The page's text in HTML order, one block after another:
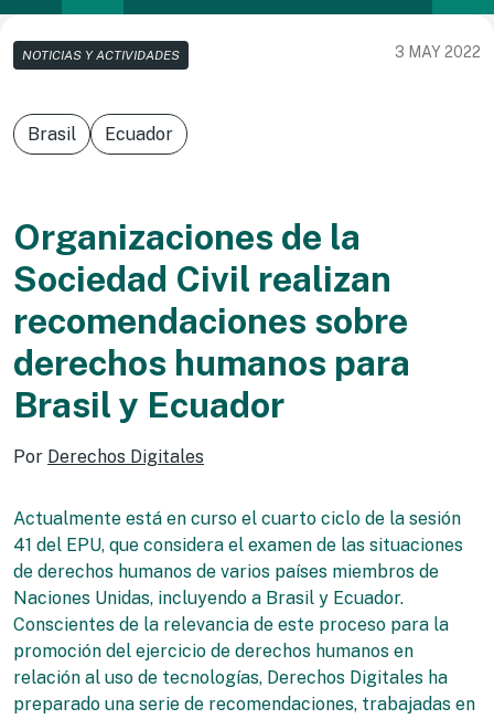
NOTICIAS Y ACTIVIDADES 3 MAY 2022
Brasil Ecuador
Organizaciones de la
Sociedad Civil realizan
recomendaciones sobre
derechos humanos para
Brasil y Ecuador
Por Derechos Digitales
Actualmente está en curso el cuarto ciclo de la sesión
41 del EPU, que considera el examen de las situaciones
de derechos humanos de varios países miembros de
Naciones Unidas, incluyendo a Brasil y Ecuador.
Conscientes de la relevancia de este proceso para la
promoción del ejercicio de derechos humanos en
relación al uso de tecnologías, Derechos Digitales ha
preparado una serie de recomendaciones, trabajadas en